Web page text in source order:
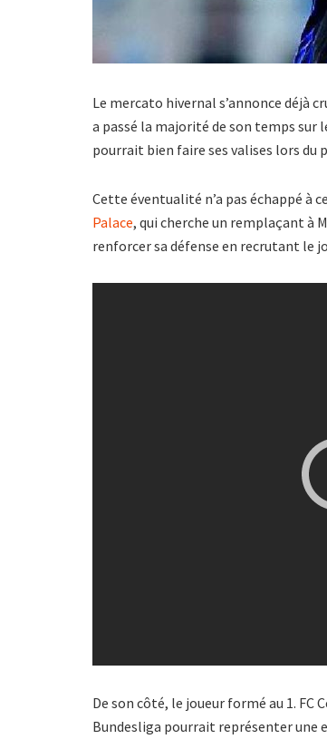
Le mercato hivernal s’annonce déjà
a passé la majorité de son temps sur
pourrait bien faire ses valises lors du
Cette éventualité n’a pas échappé à
Palace, qui cherche un remplaçant à
renforcer sa défense en recrutant le
De son côté, le joueur formé au 1.
Bundesliga pourrait représenter une